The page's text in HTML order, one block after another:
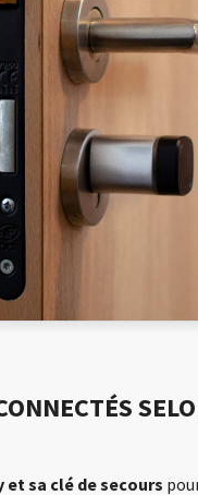
et sa clé de secours